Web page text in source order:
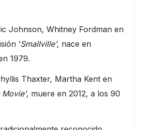
Johnson, Whitney Fordman en
‘Smallville’, nace en
1979.
Thaxter, Martha Kent en
, muere en 2012, a los 90